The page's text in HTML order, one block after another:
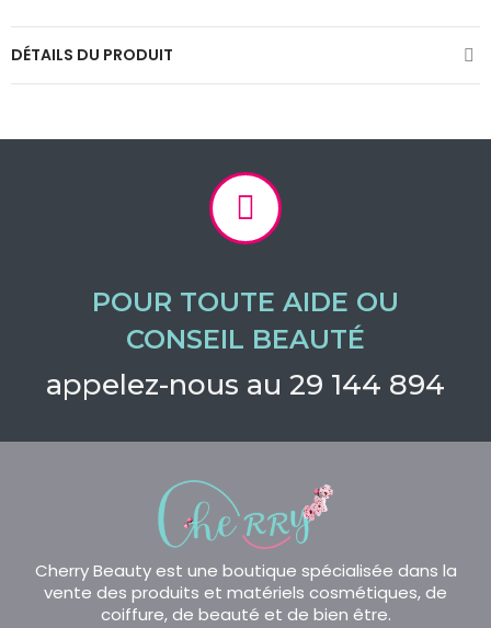
DÉTAILS DU PRODUIT
POUR TOUTE AIDE OU
CONSEIL BEAUTÉ
appelez-nous au 29 144 894
Cherry Beauty est une boutique spécialisée dans la
vente des produits et matériels cosmétiques, de
coiffure, de beauté et de bien être.